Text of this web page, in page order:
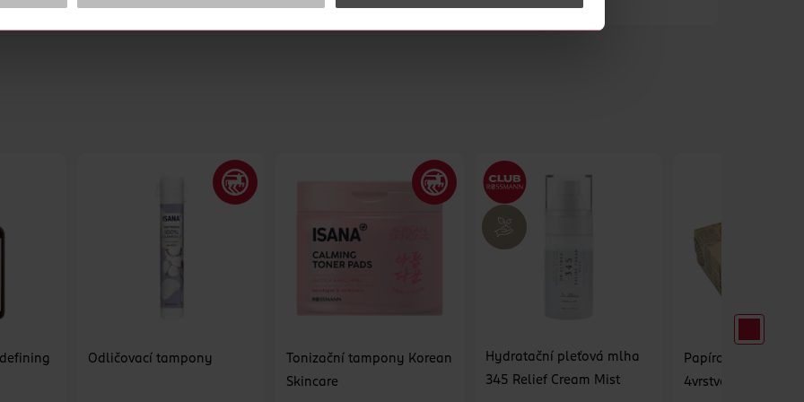
<
funkcí pro sklo a stříbro
Odličovací tampony
Tonizační tampony Korean
Skincare
Hydratační pleťová mlha
345 Relief Cream Mist
Papírové kapesníky
4vrstvé